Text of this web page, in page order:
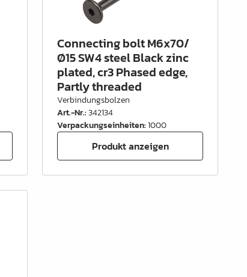
Connecting bolt M6x70/
Ø15 SW4 steel Black zinc
plated, cr3 Phased edge,
Partly threaded
Verbindungsbolzen
Art.-Nr.:342134
Verpackungseinheiten:1000
Produkt anzeigen